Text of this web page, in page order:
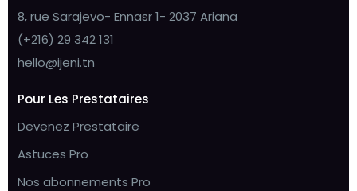
8, rue Sarajevo- Ennasr 1- 2037 Ariana
(+216) 29 342 131
hello@ijeni.tn
Pour Les Prestataires
Devenez Prestataire
Astuces Pro
Nos abonnements Pro